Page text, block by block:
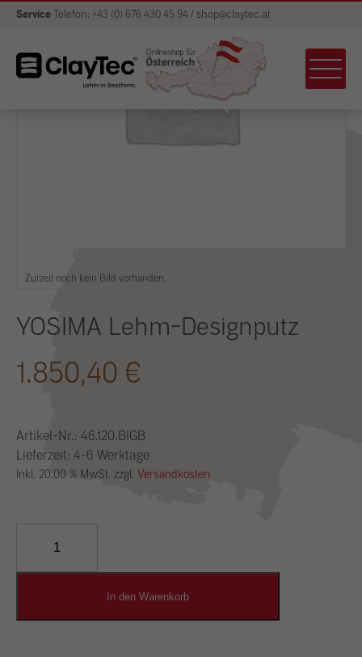
Service Telefon: +43 (0) 676 430 45 94 / shop@claytec.at
Zurzeit noch kein Bild vorhanden.
YOSIMA Lehm-Designputz
1.850,40 €
Artikel-Nr.: 46.120.BIGB
Lieferzeit: 4-6 Werktage
Inkl. 20.00 % MwSt. zzgl. Versandkosten
Designputz
In den Warenkorb